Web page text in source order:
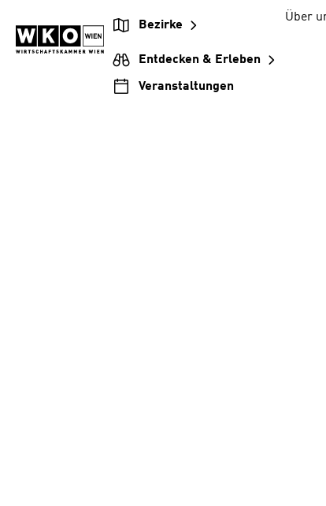
Inhalt
springen
Hauptnavigation
springen
Footer
springen
Bezirke
Entdecken & Erleben
Veranstaltungen
Über